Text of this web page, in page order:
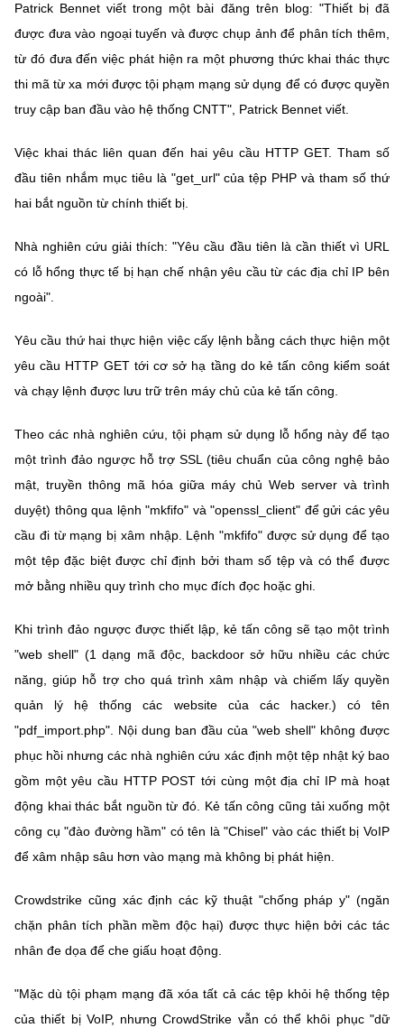
Patrick Bennet viết trong một bài đăng trên blog: "Thiết bị đã
được đưa vào ngoại tuyến và được chụp ảnh để phân tích thêm,
từ đó đưa đến việc phát hiện ra một phương thức khai thác thực
thi mã từ xa mới được tội phạm mạng sử dụng để có được quyền
truy cập ban đầu vào hệ thống CNTT", Patrick Bennet viết.
Việc khai thác liên quan đến hai yêu cầu HTTP GET. Tham số
đầu tiên nhắm mục tiêu là "get_url" của tệp PHP và tham số thứ
hai bắt nguồn từ chính thiết bị.
Nhà nghiên cứu giải thích: "Yêu cầu đầu tiên là cần thiết vì URL
có lỗ hổng thực tế bị hạn chế nhận yêu cầu từ các địa chỉ IP bên
ngoài".
Yêu cầu thứ hai thực hiện việc cấy lệnh bằng cách thực hiện một
yêu cầu HTTP GET tới cơ sở hạ tầng do kẻ tấn công kiểm soát
và chạy lệnh được lưu trữ trên máy chủ của kẻ tấn công.
Theo các nhà nghiên cứu, tội phạm sử dụng lỗ hổng này để tạo
một trình đảo ngược hỗ trợ SSL (tiêu chuẩn của công nghệ bảo
mật, truyền thông mã hóa giữa máy chủ Web server và trình
duyệt) thông qua lệnh "mkfifo" và "openssl_client" để gửi các yêu
cầu đi từ mạng bị xâm nhập. Lệnh "mkfifo" được sử dụng để tạo
một tệp đặc biệt được chỉ định bởi tham số tệp và có thể được
mở bằng nhiều quy trình cho mục đích đọc hoặc ghi.
Khi trình đảo ngược được thiết lập, kẻ tấn công sẽ tạo một trình
"web shell" (1 dạng mã độc, backdoor sở hữu nhiều các chức
năng, giúp hỗ trợ cho quá trình xâm nhập và chiếm lấy quyền
quản lý hệ thống các website của các hacker.) có tên
"pdf_import.php". Nội dung ban đầu của "web shell" không được
phục hồi nhưng các nhà nghiên cứu xác định một tệp nhật ký bao
gồm một yêu cầu HTTP POST tới cùng một địa chỉ IP mà hoạt
động khai thác bắt nguồn từ đó. Kẻ tấn công cũng tải xuống một
công cụ "đào đường hầm" có tên là "Chisel" vào các thiết bị VoIP
để xâm nhập sâu hơn vào mạng mà không bị phát hiện.
Crowdstrike cũng xác định các kỹ thuật "chống pháp y" (ngăn
chặn phân tích phần mềm độc hại) được thực hiện bởi các tác
nhân đe dọa để che giấu hoạt động.
"Mặc dù tội phạm mạng đã xóa tất cả các tệp khỏi hệ thống tệp
của thiết bị VoIP, nhưng CrowdStrike vẫn có thể khôi phục "dữ